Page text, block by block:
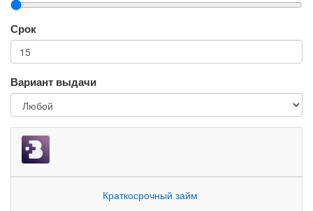
Срок
Вариант выдачи
Краткосрочный займ